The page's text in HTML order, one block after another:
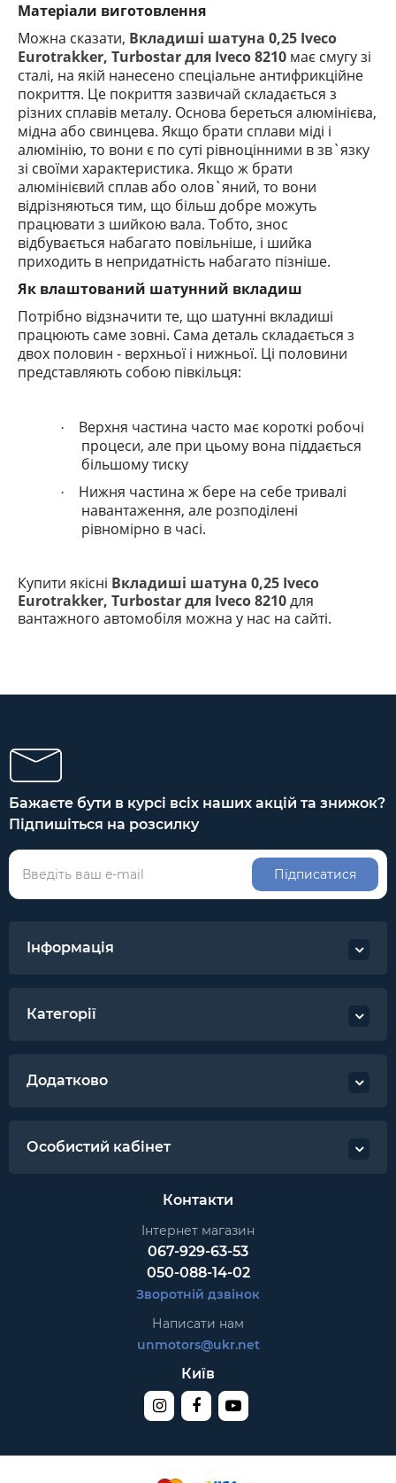
Матеріали виготовлення
Можна сказати, Вкладиші шатуна 0,25 Iveco
Eurotrakker, Turbostar для Iveco 8210 має смугу зі
сталі, на якій нанесено спеціальне антифрикційне
покриття. Це покриття зазвичай складається з
різних сплавів металу. Основа береться алюмінієва,
мідна або свинцева. Якщо брати сплави міді і
алюмінію, то вони є по суті рівноцінними в зв`язку
зі своїми характеристика. Якщо ж брати
алюмінієвий сплав або олов`яний, то вони
відрізняються тим, що більш добре можуть
працювати з шийкою вала. Тобто, знос
відбувається набагато повільніше, і шийка
приходить в непридатність набагато пізніше.
Як влаштований шатунний вкладиш
Потрібно відзначити те, що шатунні вкладиші
працюють саме зовні. Сама деталь складається з
двох половин - верхньої і нижньої. Ці половини
представляють собою півкільця:
·
Верхня частина часто має короткі робочі
процеси, але при цьому вона піддається
більшому тиску
·
Нижня частина ж бере на себе тривалі
навантаження, але розподілені
рівномірно в часі.
Купити якісні Вкладиші шатуна 0,25 Iveco
Eurotrakker, Turbostar для Iveco 8210для
вантажного автомобіля можна у нас на сайті.
Бажаєте бути в курсі всіх наших акцій та знижок?
Підпишіться на розсилку
Підписатися
Інформація
Категорії
Додатково
Особистий кабінет
Контакти
Інтернет магазин
067-929-63-53
050-088-14-02
Зворотній дзвінок
Написати нам
unmotors@ukr.net
Київ